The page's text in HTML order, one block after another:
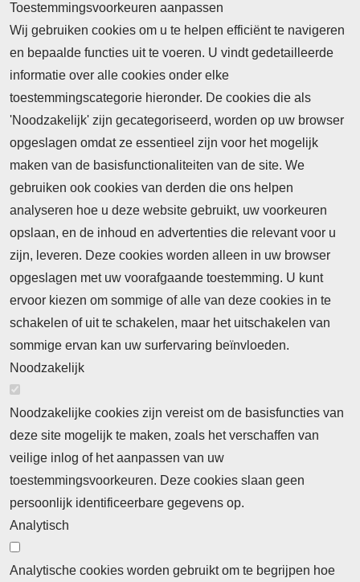
Toestemmingsvoorkeuren aanpassen
Wij gebruiken cookies om u te helpen efficiënt te navigeren
en bepaalde functies uit te voeren. U vindt gedetailleerde
informatie over alle cookies onder elke
toestemmingscategorie hieronder. De cookies die als
'Noodzakelijk' zijn gecategoriseerd, worden op uw browser
opgeslagen omdat ze essentieel zijn voor het mogelijk
maken van de basisfunctionaliteiten van de site. We
gebruiken ook cookies van derden die ons helpen
analyseren hoe u deze website gebruikt, uw voorkeuren
opslaan, en de inhoud en advertenties die relevant voor u
zijn, leveren. Deze cookies worden alleen in uw browser
opgeslagen met uw voorafgaande toestemming. U kunt
ervoor kiezen om sommige of alle van deze cookies in te
schakelen of uit te schakelen, maar het uitschakelen van
sommige ervan kan uw surfervaring beïnvloeden.
Noodzakelijk
Noodzakelijke cookies zijn vereist om de basisfuncties van
deze site mogelijk te maken, zoals het verschaffen van
veilige inlog of het aanpassen van uw
toestemmingsvoorkeuren. Deze cookies slaan geen
persoonlijk identificeerbare gegevens op.
Analytisch
Analytische cookies worden gebruikt om te begrijpen hoe
Nieuws
Neem contact op
Algemene Leveringsvoorwaarden
Cookieverklaring
Privacyverklaring
Abonnementinformatie Inlogprocedure
Nieuws
Laatste nieuws
Meld u aan voor onze nieuwsbrief